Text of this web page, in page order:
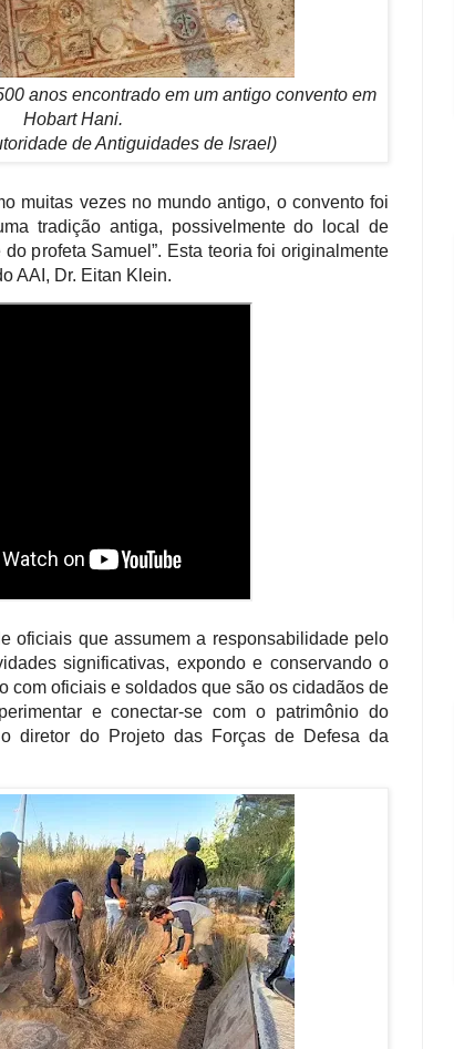
anos encontrado em um antigo convento em
Hobart Hani.
de Antiguidades de Israel)
muitas vezes no mundo antigo, o convento foi
tradição antiga, possivelmente do local de
profeta Samuel”. Esta teoria foi originalmente
AA I, Dr. Eitan Klein.
oficiais que assumem a responsabilidade pelo
significativas, expondo e conservando o
com oficiais e soldados que são os cidadãos de
e conectar-se com o patrimônio do
diretor do Projeto das Forças de Defesa da